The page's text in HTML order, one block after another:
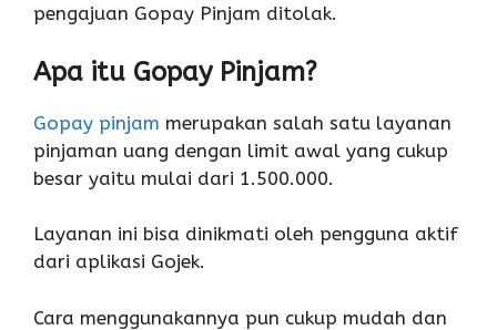
pengajuan Gopay Pinjam ditolak.
Apa itu Gopay Pinjam?
Gopay pinjam merupakan salah satu layanan
pinjaman uang dengan limit awal yang cukup
besar yaitu mulai dari 1.500.000.
Layanan ini bisa dinikmati oleh pengguna aktif
dari aplikasi Gojek.
Cara menggunakannya pun cukup mudah dan